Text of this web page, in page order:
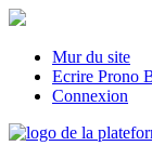
Mur du site
Ecrire Prono
Connexion